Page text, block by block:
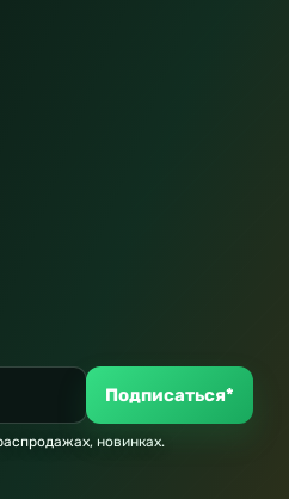
Подписаться*
новинках.